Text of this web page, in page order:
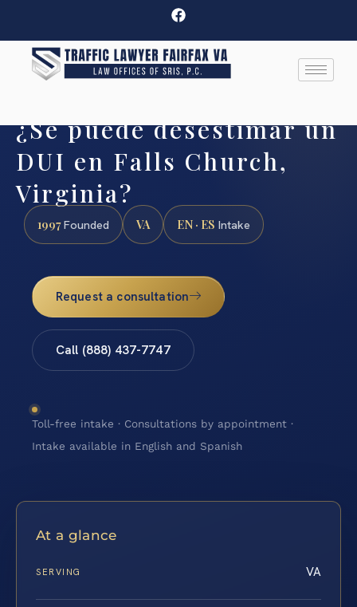
¿Se puede desestimar un
DUI en Falls Church,
Virginia?
1997Founded VA EN · ES Intake
Request a consultation
Call (888) 437-7747
Toll-free intake · Consultations by appointment ·
Intake available in English and Spanish
At a glance
SERVING VA